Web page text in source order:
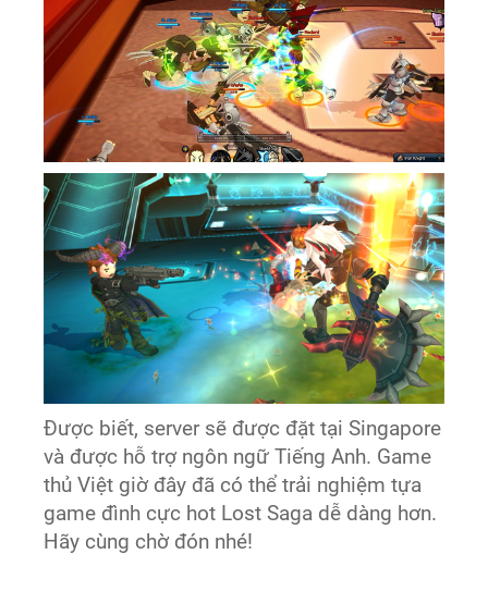
Được biết, server sẽ được đặt tại Singapore
và được hỗ trợ ngôn ngữ Tiếng Anh. Game
thủ Việt giờ đây đã có thể trải nghiệm tựa
game đình cực hot Lost Saga dễ dàng hơn.
Hãy cùng chờ đón nhé!